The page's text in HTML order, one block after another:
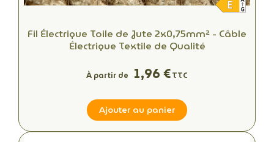
Fil Électrique Toile de Jute 2x0,75mm² - Câble
Électrique Textile de Qualité
À partir de 1,96 €TTC
Ajouter au panier